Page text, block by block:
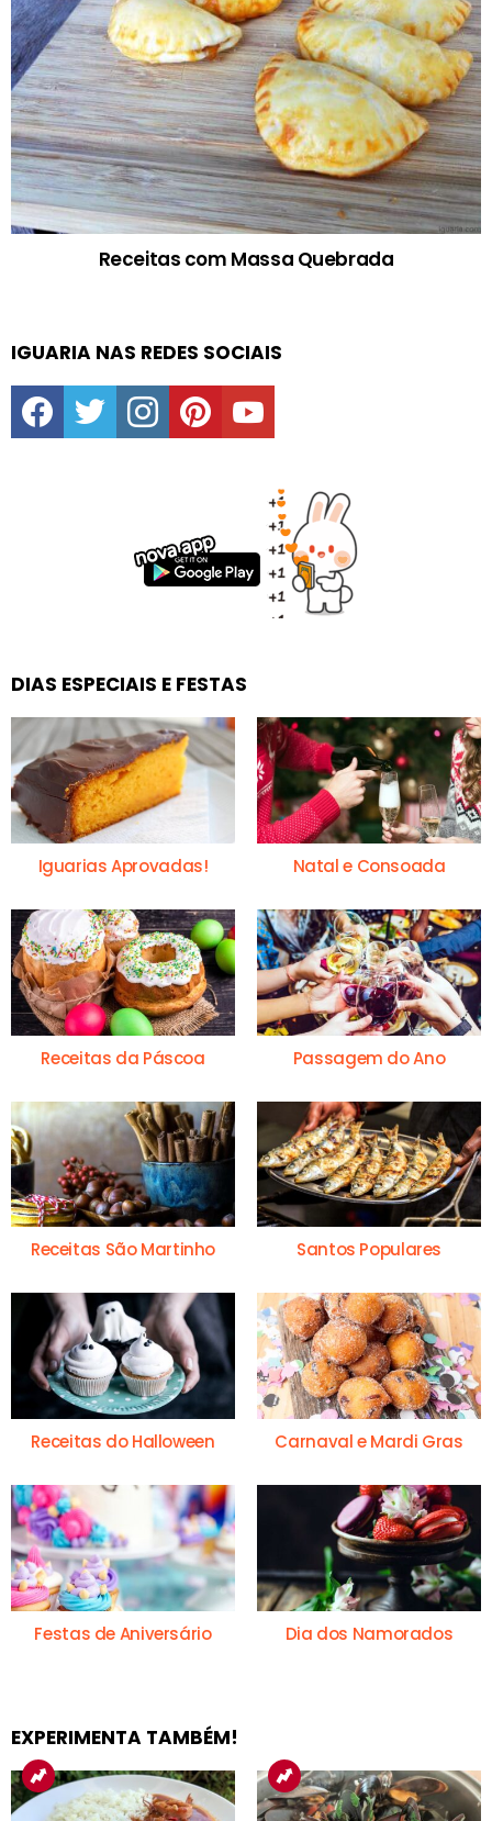
Receitas com Massa Quebrada
IGUARIA NAS REDES SOCIAIS
facebooktwitter instagrampinterestyoutube
DIAS ESPECIAIS E FESTAS
Iguarias Aprovadas! Natal e Consoada
Receitas da Páscoa Passagem do Ano
Receitas São Martinho Santos Populares
Receitas do Halloween Carnaval e Mardi Gras
Festas de Aniversário Dia dos Namorados
EXPERIMENTA TAMBÉM!